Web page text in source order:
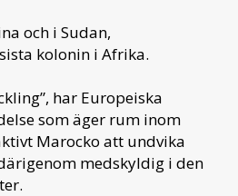
och i Sudan,
kolonin i Afrika.
har Europeiska
som äger rum inom
Marocko att undvika
medskyldig i den